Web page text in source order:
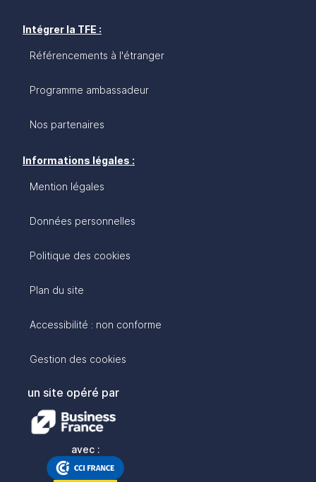
Intégrer la TFE :
Référencements à l'étranger
Programme ambassadeur
Nos partenaires
Informations légales :
Mention légales
Données personnelles
Politique des cookies
Plan du site
Accessibilité : non conforme
Gestion des cookies
un site opéré par
avec :